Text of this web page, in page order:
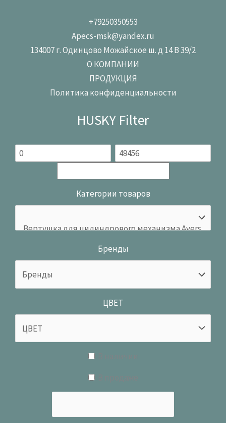
+79250350553
Apecs-msk@yandex.ru
134007 г. Одинцово Можайское ш. д 14 В 39/2
О КОМПАНИИ
ПРОДУКЦИЯ
Политика конфиденциальности
HUSKY Filter
Категории товаров
Бренды
ЦВЕТ